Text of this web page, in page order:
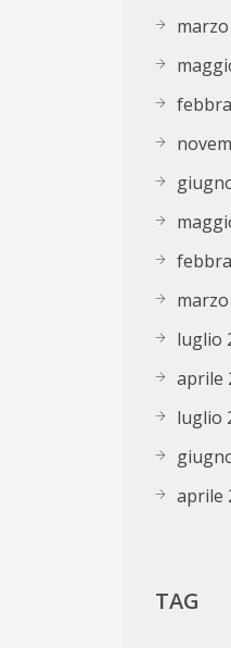
marzo
luglio
aprile
luglio
aprile
TAG